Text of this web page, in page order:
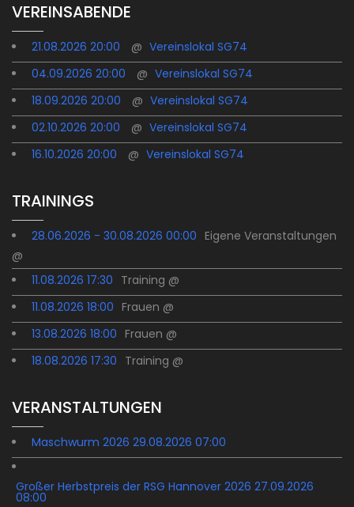
VEREINSABENDE
21.08.2026 20:00 @ Vereinslokal SG74
04.09.2026 20:00
@ Vereinslokal SG74
18.09.2026 20:00
@ Vereinslokal SG74
02.10.2026 20:00
@ Vereinslokal SG74
16.10.2026 20:00
@ Vereinslokal SG74
TRAININGS
28.06.2026 - 30.08.2026 00:00 Eigene Veranstaltungen
@
11.08.2026 17:30 Training @
11.08.2026 18:00 Frauen @
13.08.2026 18:00 Frauen @
18.08.2026 17:30 Training @
VERANSTALTUNGEN
Maschwurm 2026 29.08.2026 07:00
Großer Herbstpreis der RSG Hannover 2026 27.09.2026
08:00